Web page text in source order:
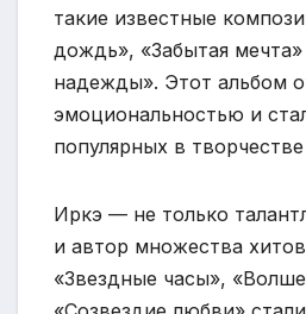
такие известные
дождь», «Забытая
надежды». Этот альбом
эмоциональностью и
популярных в
Иркэ — не только
и автор множества
«Звездные часы»,